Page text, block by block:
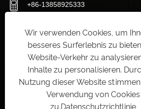
+86-13858925333
Nr. 12, Century Road,
Quanxi, Kreis Wuyi, Stadt Jinhua,
Copyright © 2024 Zhejiang Wuyi Wanlong
Wir verwenden Cookies, um
besseres Surferlebnis zu
Website-Verkehr zu
Inhalte zu personalisieren.
Nutzung dieser Website
Verwendung von Cookies
zu.Datenschutzrichtlinie